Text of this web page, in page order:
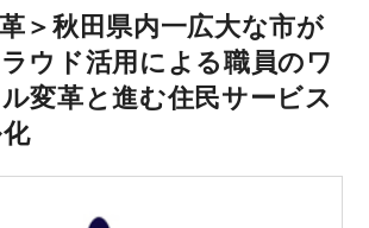
＞秋田県内一広大な市が
ウド活用による職員のワ
変革と進む住民サービス